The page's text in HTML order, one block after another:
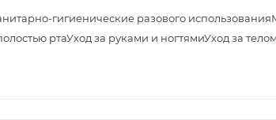
гигиенические разового использования
ртаУход за руками и ногтямиУход за телом